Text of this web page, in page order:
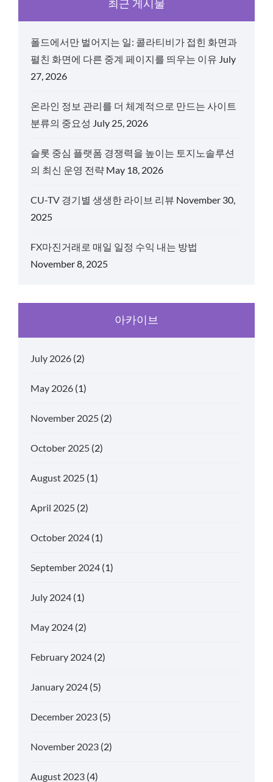
최근 게시물
폴드에서만 벌어지는 일: 콜라티비가 접힌 화면과
펼친 화면에 다른 중계 페이지를 띄우는 이유 July
27, 2026
온라인 정보 관리를 더 체계적으로 만드는 사이트
분류의 중요성 July 25, 2026
슬롯 중심 플랫폼 경쟁력을 높이는 토지노솔루션
의 최신 운영 전략 May 18, 2026
CU-TV 경기별 생생한 라이브 리뷰 November 30,
2025
FX마진거래로 매일 일정 수익 내는 방법
November 8, 2025
아카이브
July 2026 (2)
May 2026 (1)
November 2025 (2)
October 2025 (2)
August 2025 (1)
April 2025 (2)
October 2024 (1)
September 2024 (1)
July 2024 (1)
May 2024 (2)
February 2024 (2)
January 2024 (5)
December 2023 (5)
November 2023 (2)
August 2023 (4)